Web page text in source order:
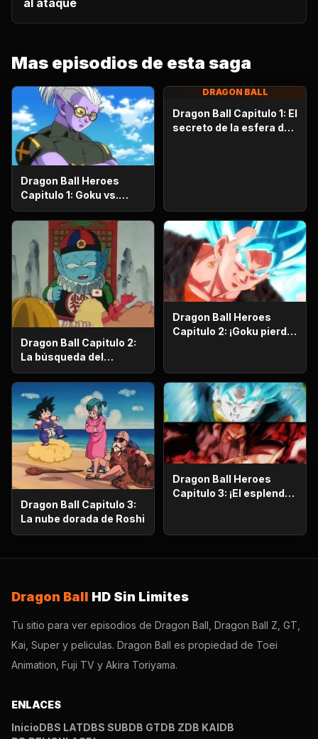
al ataque
Mas episodios de esta saga
Dragon Ball Heroes
Capitulo 1: Goku vs.
Goku. Inicia una
apasionante batalla en
la prisión planetaria!
DRAGON BALL
Dragon Ball Capitulo 1: El
secreto de la esfera del
Dragon Ball Capitulo 2:
La búsqueda del
emperador
Dragon Ball Heroes
Capitulo 2: ¡Goku pierde
Dragon Ball Capitulo 3:
La nube dorada de Roshi
Dragon Ball Heroes
Capitulo 3: ¡El esplendor
explota!
Dragon Ball HD Sin Limites
Tu sitio para ver episodios de Dragon Ball, Dragon Ball Z, GT,
Kai, Super y peliculas. Dragon Ball es propiedad de Toei
Animation, Fuji TV y Akira Toriyama.
ENLACES
InicioDBS LATDBS SUBDB GTDB ZDB KAIDB